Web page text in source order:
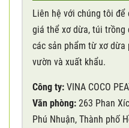
Liên hệ với chúng tôi
giá thể xơ dừa, túi trồng
các sản phẩm từ xơ dừa
vườn và xuất khẩu.
Công ty: VINA COCO
Văn phòng: 263 Phan
Phú Nhuận, Thành phố